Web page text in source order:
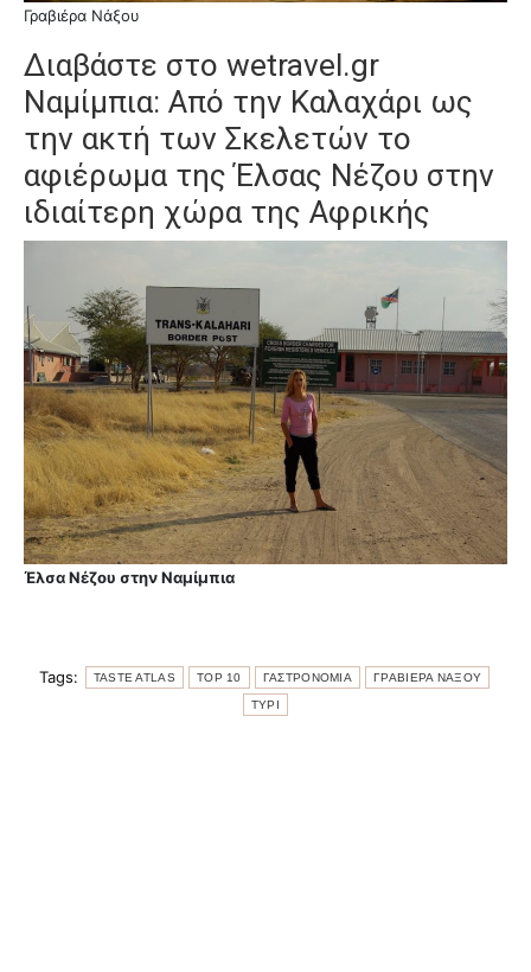
Γραβιέρα Νάξου
Διαβάστε στο wetravel.gr
Ναμίμπια: Από την Καλαχάρι ως
την ακτή των Σκελετών το
αφιέρωμα τηςΈλσας Νέζου στην
ιδιαίτερη χώρα της Αφρικής
Έλσα Νέζου στην Ναμίμπια
Tags: TASTE ATLAS TOP 10 ΓΑΣΤΡΟΝΟΜΙΑ ΓΡΑΒΙΕΡΑ ΝΑΞΟΥ
ΤΥΡΙ